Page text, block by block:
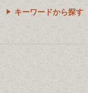
キーワードから探す